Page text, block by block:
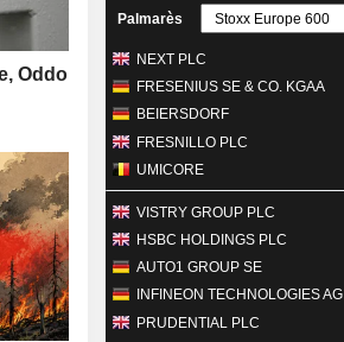
Oddo
Palmarès
NEXT PLC
FRESENIUS SE & CO. KGAA
BEIERSDORF
FRESNILLO PLC
UMICORE
VISTRY GROUP PLC
HSBC HOLDINGS PLC
AUTO1 GROUP SE
INFINEON TECHNOLOGIES AG
PRUDENTIAL PLC